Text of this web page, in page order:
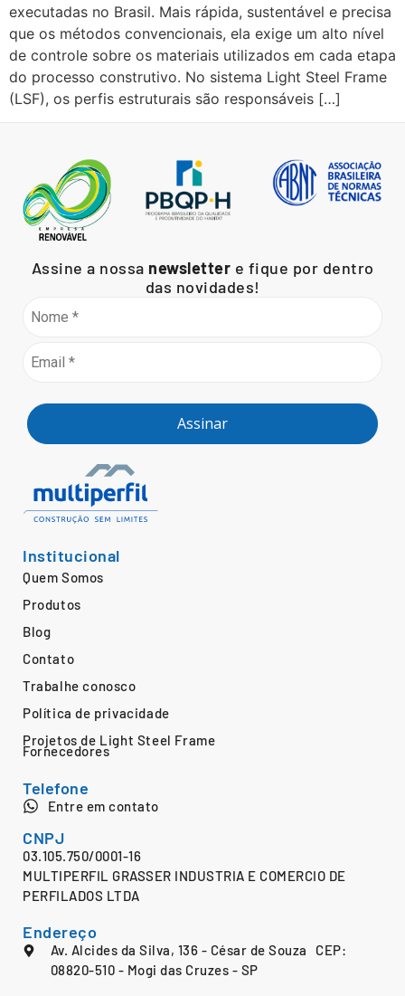
executadas no Brasil. Mais rápida, sustentável e precisa
que os métodos convencionais, ela exige um alto nível
de controle sobre os materiais utilizados em cada etapa
do processo construtivo. No sistema Light Steel Frame
(LSF), os perfis estruturais são responsáveis […]
Assine a nossa newsletter e fique por dentro
das novidades!
Assinar
Institucional
Quem Somos
Produtos
Blog
Contato
Trabalhe conosco
Política de privacidade
Projetos de Light Steel Frame
Fornecedores
Telefone
Entre em contato
CNPJ
03.105.750/0001-16
MULTIPERFIL GRASSER INDUSTRIA E COMERCIO DE
PERFILADOS LTDA
Endereço
Av. Alcides da Silva, 136 - César de Souza CEP:
08820-510 - Mogi das Cruzes - SP